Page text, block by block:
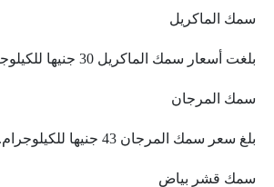
سمك الماكريل
بلغت أسعار سمك الماكريل 30 جنيها للكيلوجرام
سمك المرجان
بلغ سعر سمك المرجان 43 جنيها للكيلوجرام.
سمك قشر بياض